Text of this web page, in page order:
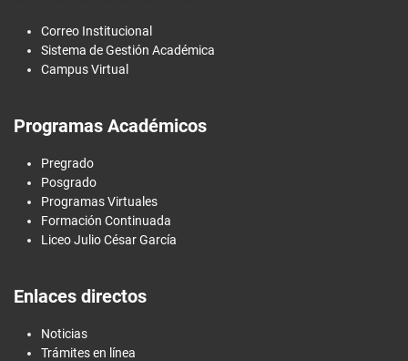
Correo Institucional
Sistema de Gestión Académica
Campus Virtual
Programas Académicos
Pregrado
Posgrado
Programas Virtuales
Formación Continuada
Liceo Julio César García
Enlaces directos
Noticias
Trámites en línea